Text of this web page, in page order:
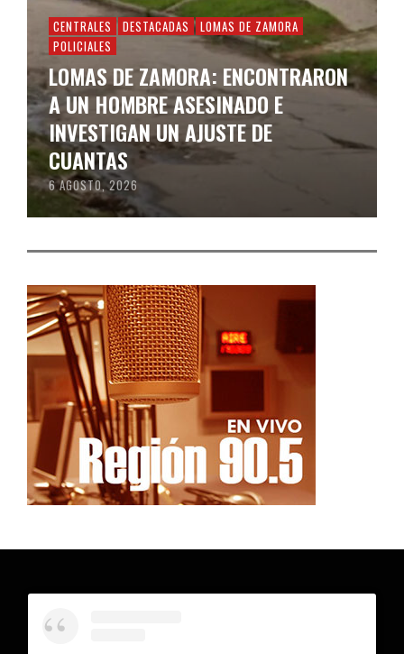
CENTRALES DESTACADAS
LOMAS DE ZAMORA
POLICIALES
LOMAS DE ZAMORA: ENCONTRARON
A UN HOMBRE ASESINADO E
INVESTIGAN UN AJUSTE DE
CUANTAS
6 AGOSTO, 2026